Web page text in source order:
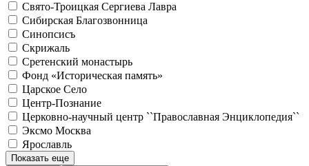
Свято-Троицкая Сергиева Лавра
Сибирская Благозвонница
Синопсисъ
Скрижаль
Сретенский монастырь
Фонд «Историческая память»
Царское Село
Центр-Познание
Церковно-научный центр ``Православная Энциклопедия``
Эксмо Москва
Ярославль
Показать еще